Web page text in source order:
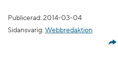
Publicerad: 2014-03-04
Sidansvarig: Webbredaktion